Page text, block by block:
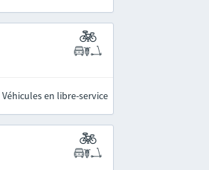
Véhicules en libre-service